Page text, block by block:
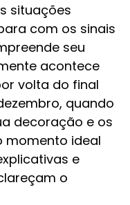
situações
com os sinais
seu
acontece
volta do final
quando
decoração e os
momento ideal
e
o